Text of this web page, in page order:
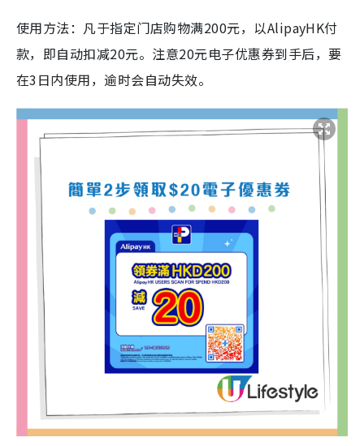
使用方法：凡于指定门店购物满200元，以AlipayHK付
款，即自动扣减20元。注意20元电子优惠券到手后，要
在3日内使用，逾时会自动失效。